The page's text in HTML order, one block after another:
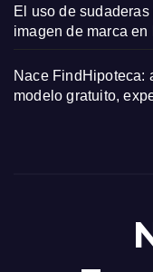
El uso de
imagen de marca en
Nace FindHipoteca:
modelo gratuito,